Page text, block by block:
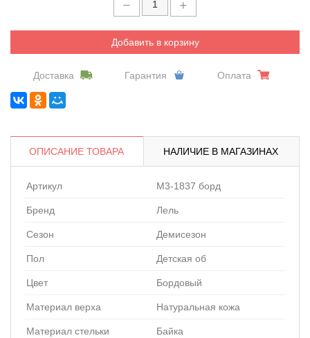
Добавить в корзину
Доставка Гарантия Оплата
ОПИСАНИЕ ТОВАРА НАЛИЧИЕ В МАГАЗИНАХ
Артикул M3-1837 борд
Бренд Лель
Сезон Демисезон
Пол Детская об
Цвет Бордовый
Материал верха Натуральная кожа
Материал стельки Байка